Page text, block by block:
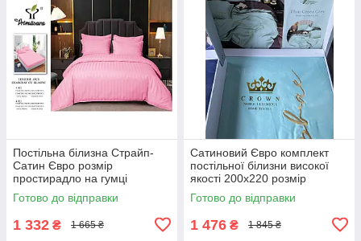
Постільна білизна Страйп-
Сатин Євро розмір
простирадло на гумці
180*200+25см Висока якість
Готово до відправки
1 332 ₴ 1 665 ₴
Сатиновий Євро комплект
постільної білизни високої
якості 200х220 розмір
підодіяльника
Готово до відправки
1 476 ₴ 1 845 ₴